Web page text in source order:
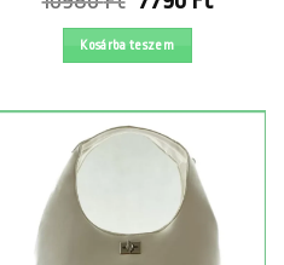
price
was:
Kosárba teszem